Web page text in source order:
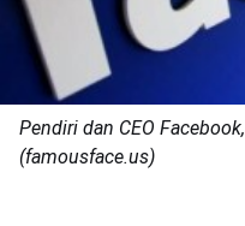
Pendiri dan CEO
(famousface.us)